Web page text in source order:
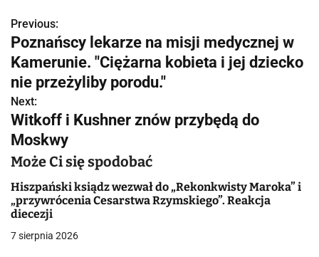
N
a
w
i
g
a
c
j
a
Previous:
Poznańscy lekarze na misji medycznej w
Kamerunie. "Ciężarna kobieta i jej dziecko
nie przeżyliby porodu."
Next:
Witkoff i Kushner znów przybędą do
Moskwy
Może Ci się spodobać
Hiszpański ksiądz wezwał do „Rekonkwisty Maroka” i
„przywrócenia Cesarstwa Rzymskiego”. Reakcja
diecezji
7 sierpnia 2026